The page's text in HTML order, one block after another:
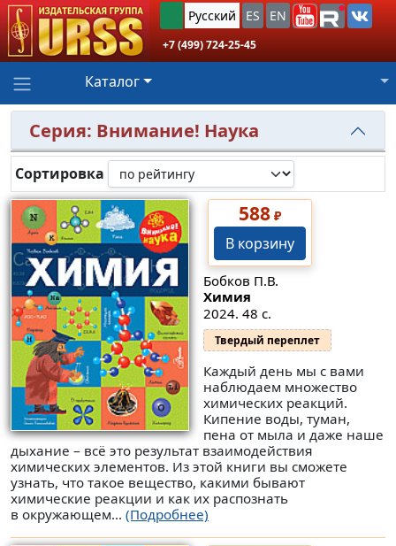
Русский ES EN
+7 (499) 724-25-45
Каталог
Серия: Внимание! Наука
Сортировка
588₽
В корзину
Бобков П.В.
Химия
2024. 48 с.
Твердый переплет
Каждый день мы с вами
наблюдаем множество
химических реакций.
Кипение воды, туман,
пена от мыла и даже наше
дыхание – всё это результат взаимодействия
химических элементов. Из этой книги вы сможете
узнать, что такое вещество, какими бывают
химические реакции и как их распознать
в окружающем... (Подробнее)